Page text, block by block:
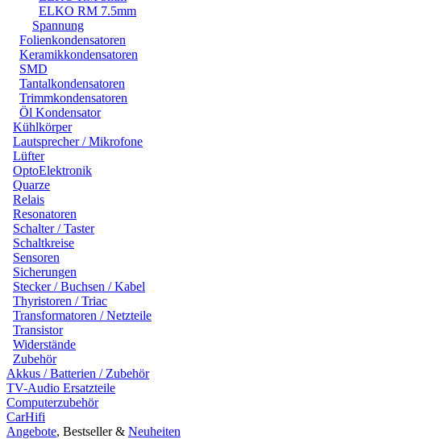
ELKO RM 7.5mm
Spannung
Folienkondensatoren
Keramikkondensatoren
SMD
Tantalkondensatoren
Trimmkondensatoren
Öl Kondensator
Kühlkörper
Lautsprecher / Mikrofone
Lüfter
OptoElektronik
Quarze
Relais
Resonatoren
Schalter / Taster
Schaltkreise
Sensoren
Sicherungen
Stecker / Buchsen / Kabel
Thyristoren / Triac
Transformatoren / Netzteile
Transistor
Widerstände
Zubehör
Akkus / Batterien / Zubehör
TV-Audio Ersatzteile
Computerzubehör
CarHifi
Angebote, Bestseller & Neuheiten